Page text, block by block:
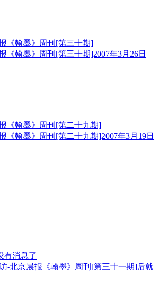
《翰墨》周刊[第三十期]
《翰墨》周刊[第三十期]2007年3月26日
《翰墨》周刊[第二十九期]
《翰墨》周刊[第二十九期]2007年3月19日
有消息了
-北京晨报《翰墨》周刊[第三十一期]后就